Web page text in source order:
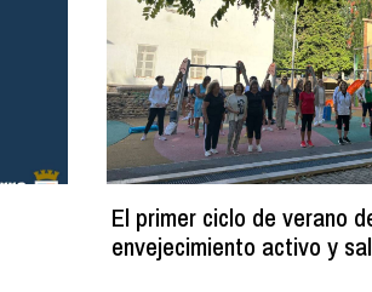
El primer ciclo de verano
envejecimiento activo y